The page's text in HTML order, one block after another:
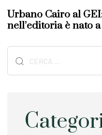
s
A
r
i
l
x
t
A
r
c
Urbano Cairo al
nell’editoria è nato
per: